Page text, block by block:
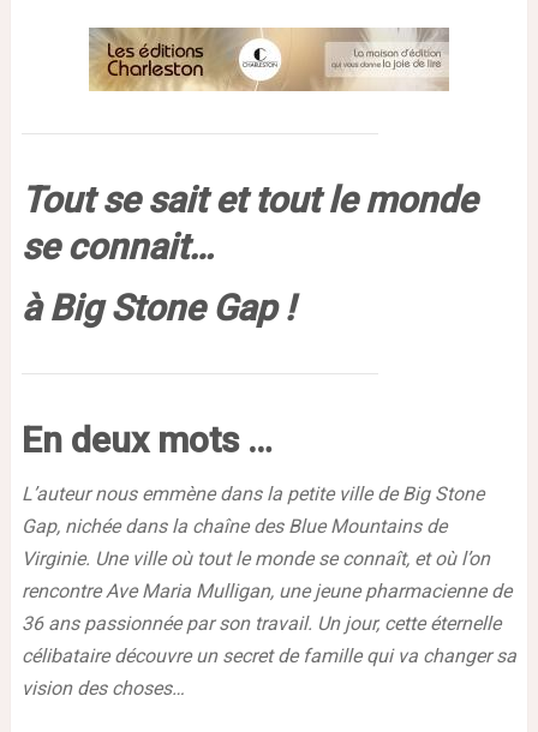
Tout se sait et tout le monde
se connait…
à Big Stone Gap !
En deux mots …
L’auteur nous emmène dans la petite ville de Big Stone
Gap, nichée dans la chaîne des Blue Mountains de
Virginie. Une ville où tout le monde se connaît, et où l’on
rencontre Ave Maria Mulligan, une jeune pharmacienne de
36 ans passionnée par son travail. Un jour, cette éternelle
célibataire découvre un secret de famille qui va changer sa
vision des choses…